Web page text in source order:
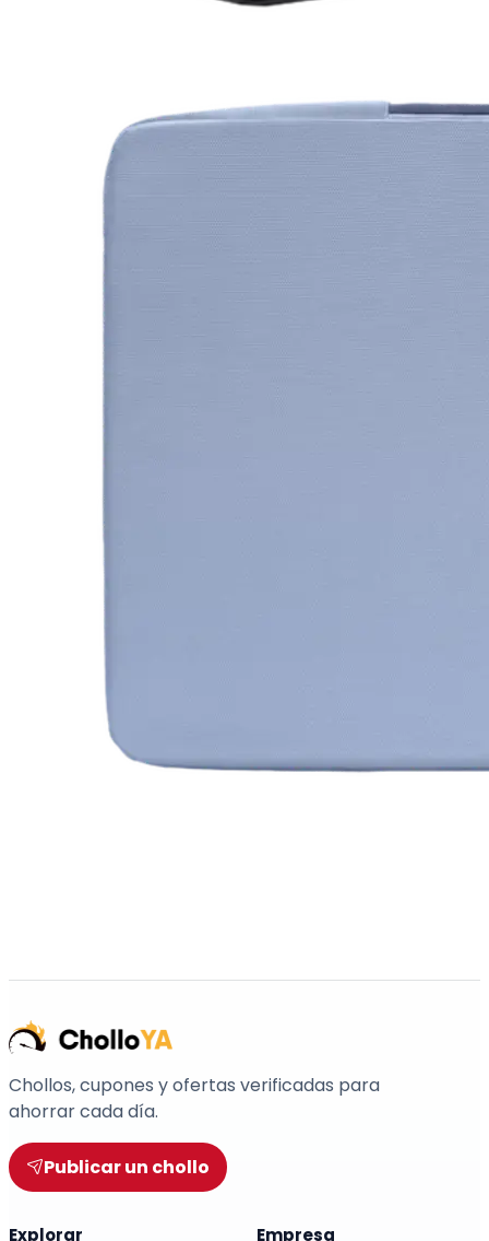
Chollos, cupones y ofertas verificadas para
ahorrar cada día.
Publicar un chollo
Explorar Empresa